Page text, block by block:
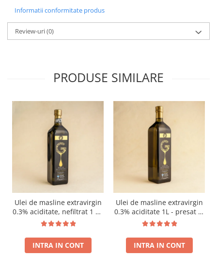
Informatii conformitate produs
Review-uri(0)
PRODUSE SIMILARE
Ulei de masline extravirgin
0.3% aciditate, nefiltrat 1 L -
presat la rece RECOLTA
INTRA IN CONT
Ulei de masline extravirgin
0.3% aciditate 1L - presat la
rece RECOLTA NOUA
INTRA IN CONT